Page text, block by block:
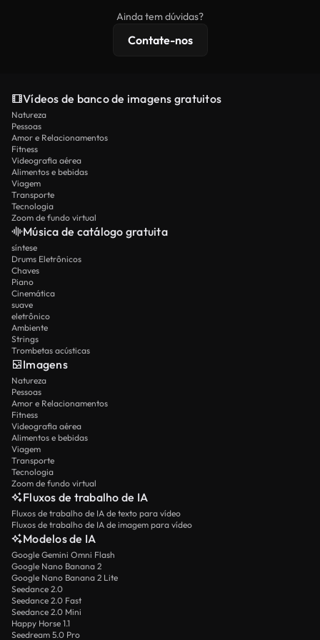
licenciamento estendidas.
Ainda tem dúvidas?
Contate-nos
Vídeos de banco de imagens gratuitos
Natureza
Pessoas
Amor e Relacionamentos
Fitness
Videografia aérea
Alimentos e bebidas
Viagem
Transporte
Tecnologia
Zoom de fundo virtual
Música de catálogo gratuita
síntese
Drums Eletrônicos
Chaves
Piano
Cinemática
suave
eletrônico
Ambiente
Strings
Trombetas acústicas
Imagens
Natureza
Pessoas
Amor e Relacionamentos
Fitness
Videografia aérea
Alimentos e bebidas
Viagem
Transporte
Tecnologia
Zoom de fundo virtual
Fluxos de trabalho de IA
Fluxos de trabalho de IA de texto para vídeo
Fluxos de trabalho de IA de imagem para vídeo
Modelos de IA
Google Gemini Omni Flash
Google Nano Banana 2
Google Nano Banana 2 Lite
Seedance 2.0
Seedance 2.0 Fast
Seedance 2.0 Mini
Happy Horse 1.1
Seedream 5.0 Pro